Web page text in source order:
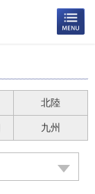
北陸
九州